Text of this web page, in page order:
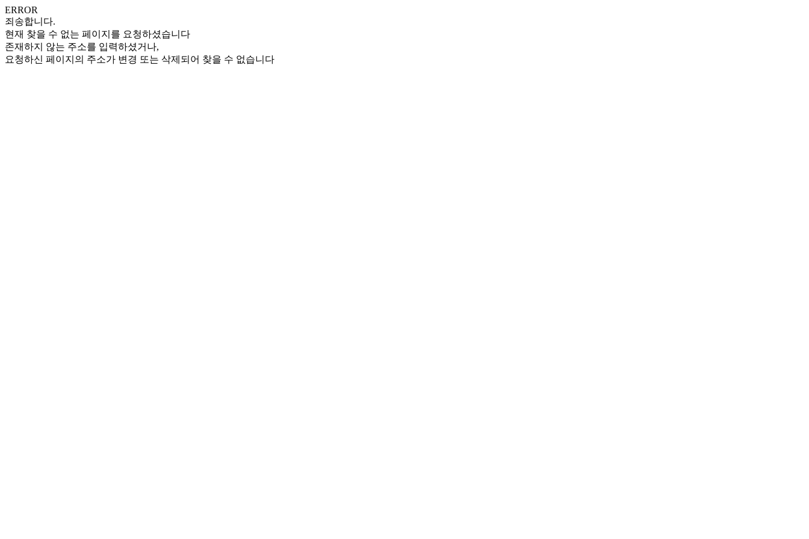
ERROR
죄송합니다.
현재 찾을 수 없는 페이지를 요청하셨습니다
존재하지 않는 주소를 입력하셨거나,
요청하신 페이지의 주소가 변경 또는 삭제되어 찾을 수 없습니다